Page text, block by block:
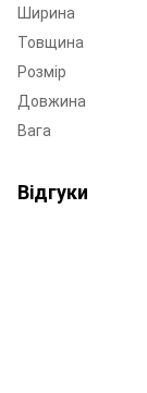
Ширина
Товщина
Розмір
Довжина
Вага
Відгуки